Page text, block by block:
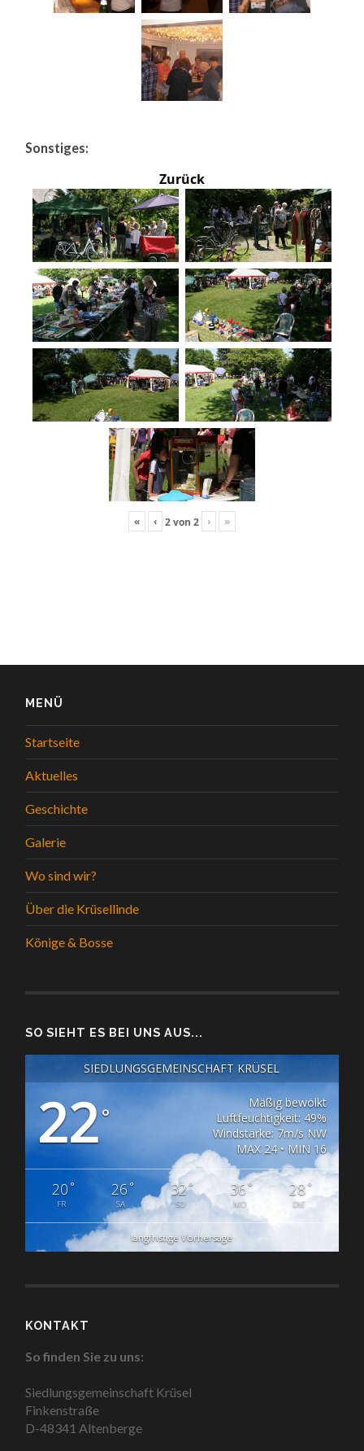
Sonstiges:
Zurück
« ‹ 2von 2 › »
MENÜ
Startseite
Aktuelles
Geschichte
Galerie
Wo sind wir?
Über die Krüsellinde
Könige & Bosse
SO SIEHT ES BEI UNS AUS...
SIEDLUNGSGEMEINSCHAFT KRÜSEL
22°
Mäßig bewölkt
Luftfeuchtigkeit: 49%
Windstärke: 7m/s NW
MAX 24 • MIN 16
20°
FR
26°
SA
32°
SO
36°
MO
28°
DIE
langfristige Vorhersage
KONTAKT
So finden Sie zu uns:
Siedlungsgemeinschaft Krüsel
Finkenstraße
D-48341 Altenberge